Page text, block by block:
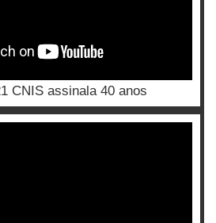
CNIS assinala 40 anos